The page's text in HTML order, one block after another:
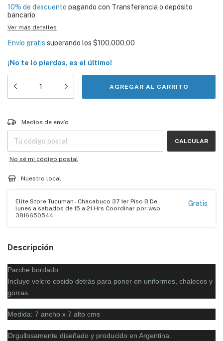
10% de descuento pagando con Transferencia o depósito
bancario
Ver más detalles
Envío gratis superando los $100.000,00
¡No te lo pierdas, es el último!
Entregas para el CP:
Medios de envío
CALCULAR
No sé mi código postal
Nuestro local
Elite Store Tucuman - Chacabuco 37 1er Piso B De
lunes a sabados de 15 a 21 Hrs Coordinar por wsp
3816650544
Gratis
Descripción
Parche bordado
Incluye velcro cosido detrás para poner en uniformes, chalecos y
gorras.
Medida: 7 ancho x 7 alto cms
Orgullosamente diseñado y producido en Argentina.